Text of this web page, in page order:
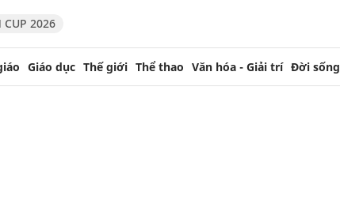
CUP 2026
Giáo dục Thế giới Thể thao Văn hóa - Giải trí Đời sống